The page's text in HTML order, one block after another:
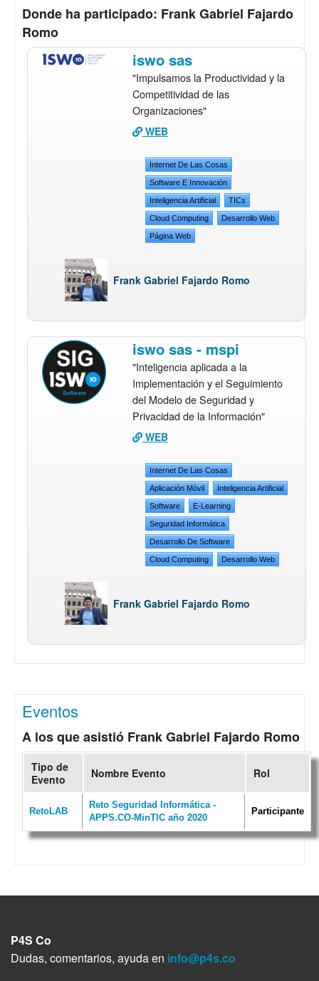
Donde ha participado: Frank Gabriel Fajardo
Romo
iswo sas
"Impulsamos la Productividad y la
Competitividad de las
Organizaciones"
WEB
Internet De Las Cosas
Software E Innovación
Inteligencia Artificial TICs
Cloud Computing Desarrollo Web
Página Web
Frank Gabriel Fajardo Romo
iswo sas - mspi
"Inteligencia aplicada a la
Implementación y el Seguimiento
del Modelo de Seguridad y
Privacidad de la Información"
WEB
Internet De Las Cosas
Aplicación Móvil Inteligencia Artificial
Software E-Learning
Seguridad Informática
Desarrollo De Software
Cloud Computing Desarrollo Web
Frank Gabriel Fajardo Romo
Eventos
A los que asistió Frank Gabriel Fajardo Romo
Tipo de
Evento
Nombre Evento Rol
RetoLAB
Reto Seguridad Informática -
APPS.CO-MinTIC año 2020
Participante
P4S Co
Dudas, comentarios, ayuda en info@p4s.co